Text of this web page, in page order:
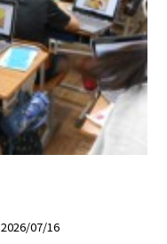
2026/07/16